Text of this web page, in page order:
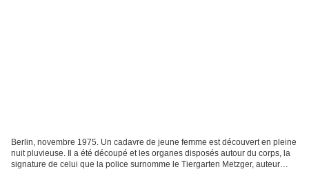
Berlin, novembre 1975. Un cadavre de jeune femme est découvert en pleine
nuit pluvieuse. Il a été découpé et les organes disposés autour du corps, la
signature de celui que la police surnomme le Tiergarten Metzger, auteur